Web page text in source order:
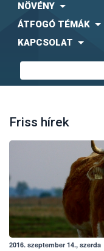
NÖVÉNY
ÁTFOGÓ TÉMÁK
KAPCSOLAT
Friss hírek
2016. szeptember 14., szerda